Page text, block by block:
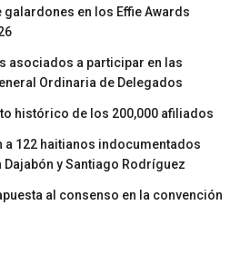
en los Effie Awards
asociados a participar en las
Ordinaria de Delegados
histórico de los 200,000 afiliados
a 122 haitianos indocumentados
y Santiago Rodríguez
al consenso en la convención